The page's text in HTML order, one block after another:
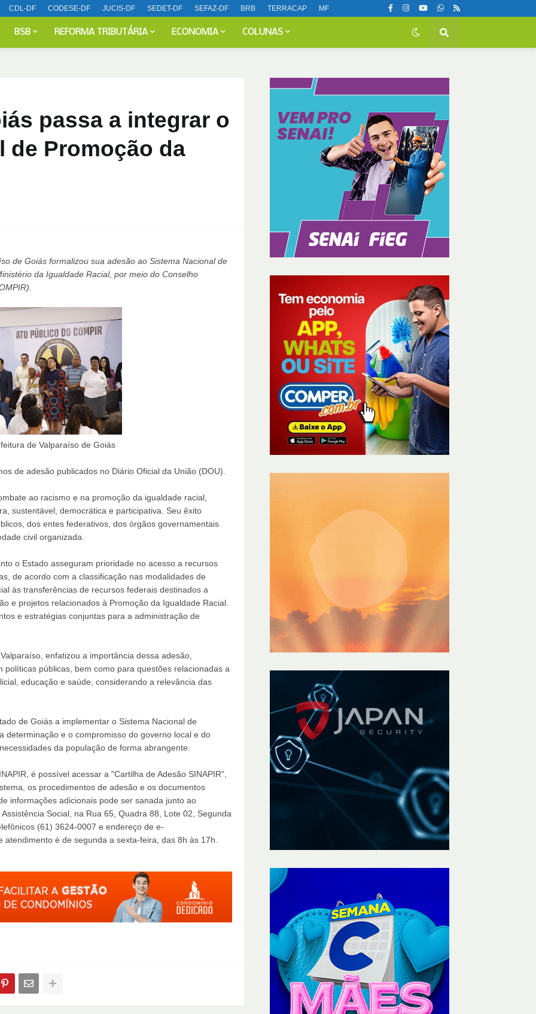
CDL-DF CODESE-DF JUCIS-DF SEDET-DF SEFAZ-DF BRB TERRACAP MF
BSB REFORMA TRIBUTÁRIA ECONOMIA COLUNAS
passa a integrar o
de Promoção da
de Goiás formalizou sua adesão ao Sistema Nacional de
da Igualdade Racial, por meio do Conselho
de Goiás
de adesão publicados no Diário Oficial da União (DOU).
ao racismo e na promoção da igualdade racial,
sustentável, democrática e participativa. Seu êxito
dos entes federativos, dos órgãos governamentais
civil organizada.
o Estado asseguram prioridade no acesso a recursos
de acordo com a classificação nas modalidades de
às transferências de recursos federais destinados a
e projetos relacionados à Promoção da Igualdade Racial.
e estratégias conjuntas para a administração de
enfatizou a importância dessa adesão,
públicas, bem como para questões relacionadas a
educação e saúde, considerando a relevância das
de Goiás a implementar o Sistema Nacional de
determinação e o compromisso do governo local e do
da população de forma abrangente.
é possível acessar a "Cartilha de Adesão SINAPIR",
os procedimentos de adesão e os documentos
informações adicionais pode ser sanada junto ao
Social, na Rua 65, Quadra 88, Lote 02, Segunda
(61) 3624-0007 e endereço de e-
atendimento é de segunda a sexta-feira, das 8h às 17h.